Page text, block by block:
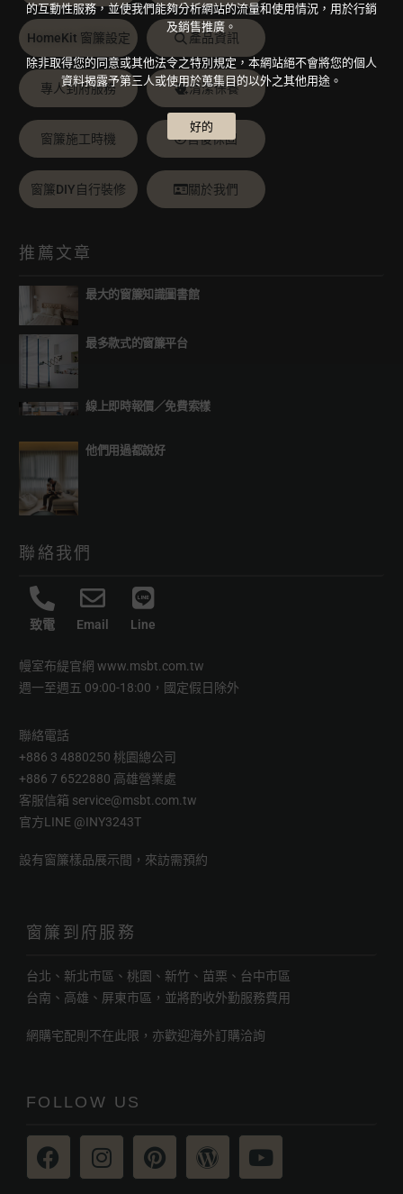
HomeKit 窗簾設定 產品資訊
專人到府服務 清潔保養
窗簾施工時機 售後保固
窗簾DIY自行裝修 關於我們
推薦文章
最大的窗簾知識圖書館
最多款式的窗簾平台
線上即時報價／免費索樣
他們用過都說好
聯絡我們
致電 Email Line
幔室布緹官網www.msbt.com.tw
週一至週五 09:00-18:00，國定假日除外
聯絡電話
+886 3 4880250 桃園總公司
+886 7 6522880 高雄營業處
客服信箱 service@msbt.com.tw
官方LINE @INY3243T
設有窗簾樣品展示間，來訪需預約
窗簾到府服務
台北、新北市區、桃園、新竹、苗栗、台中市區
台南、高雄、屏東市區，並將酌收外勤服務費用
網購宅配則不在此限，亦歡迎海外訂購洽詢
FOLLOW US
的互動性服務，並使我們能夠分析網站的流量和使用情況，用於行銷
及銷售推廣。
除非取得您的同意或其他法令之特別規定，本網站絕不會將您的個人
資料揭露予第三人或使用於蒐集目的以外之其他用途。
好的